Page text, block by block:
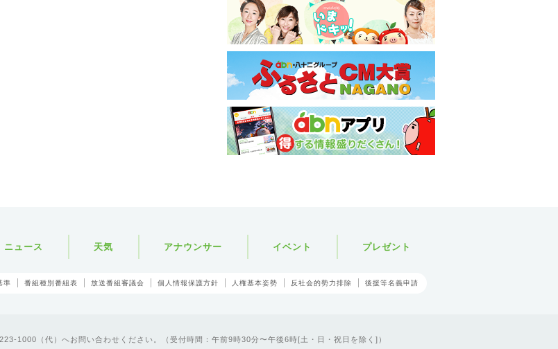
ニュース 天気 アナウンサー イベント プレゼント
準 番組種別番組表 放送番組審議会 個人情報保護方針 人権基本姿勢 反社会的勢力排除 後援等名義申請
1000（代）へお問い合わせください。（受付時間：午前9時30分〜午後6時[土・日・祝日を除く]）